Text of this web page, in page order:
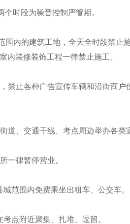
个时段为噪音控制严管期。
围内的建筑工地，全天全时段禁
装修装饰工程一律禁止施工。
禁止各种广告宣传车辆和沿街商
道、交通干线、考点周边举办各类
一律暂停营业。
范围内免费乘坐出租车、公交车。
点附近聚集、扎堆、逗留。